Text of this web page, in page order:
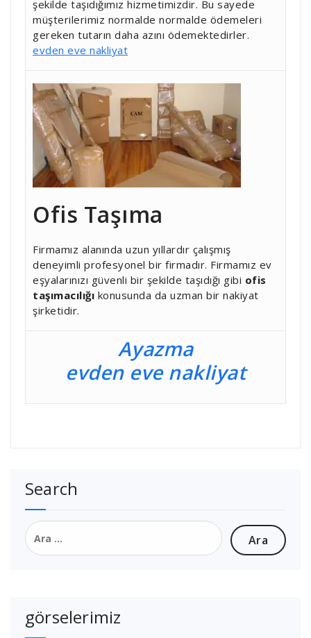
şekilde taşıdığımız hizmetimizdir. Bu sayede
müşterilerimiz normalde normalde ödemeleri
gereken tutarın daha azını ödemektedirler.
evden eve nakliyat
Ofis Taşıma
Firmamız alanında uzun yıllardır çalışmış
deneyimli profesyonel bir firmadır. Firmamız ev
eşyalarınızı güvenli bir şekilde taşıdığı gibi ofis
taşımacılığı konusunda da uzman bir nakiyat
şirketidir.
Ayazma
evden eve nakliyat
Search
Arama:
görselerimiz